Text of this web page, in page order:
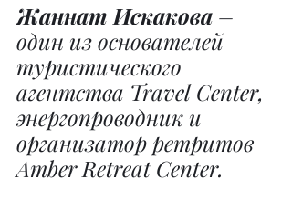
Жаннат Искакова –
один из основателей
туристического
агентства Travel Center,
энергопроводник и
организатор ретритов
Amber Retreat Center.